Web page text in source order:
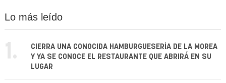
Lo más leído
1.
CIERRA UNA CONOCIDA HAMBURGUESERÍA DE LA MOREA
Y YA SE CONOCE EL RESTAURANTE QUE ABRIRÁ EN SU
LUGAR